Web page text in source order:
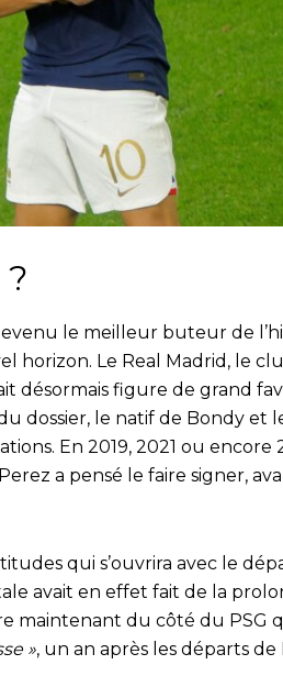
le meilleur buteur de
horizon. Le Real Madrid, le
désormais figure de grand
dossier, le natif de Bondy et
En 2019, 2021 ou encore
a pensé le faire signer,
qui s’ouvrira avec le
avait en effet fait de la
maintenant du côté du PSG
», un an après les départs de